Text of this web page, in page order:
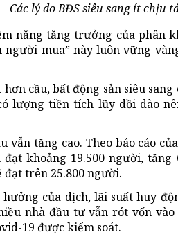
Các lý do BĐS siêu sang ít chịu
năng tăng trưởng của phân
người mua” này luôn vững
cầu, bất động sản siêu
lượng tiền tích lũy dồi dào
vẫn tăng cao. Theo báo cáo
khoảng 19.500 người,
đạt trên 25.800 người.
của dịch, lãi suất huy
nhà đầu tư vẫn rót vốn
19 được kiểm soát.